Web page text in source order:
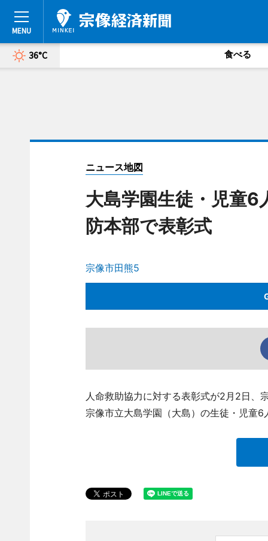
36°C 食べる
ニュース地図
大島学園生徒・児童
防本部で表彰式
宗像市田熊5
人命救助協力に対する表彰式が2月2日、
宗像市立大島学園（大島）の生徒・児童6